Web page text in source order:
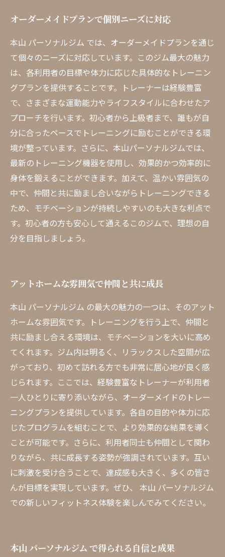
オーダーメイドプランで個別ニーズに対応
本山 パーソナルジム では、オーダーメイドプランを通じ
て個々のニーズに対応しています。このジム最大の魅力
は、各利用者の目標や体力に応じた具体的なトレーニン
グプランを提供することです。トレーナーは経験豊富
で、さまざまな運動能力やライフスタイルに合わせたア
プローチを行います。初心者から上級者まで、誰もが自
分に合ったペースでトレーニングに励むことができる環
境が整っています。さらに、本山パーソナルジムでは、
最新のトレーニング機器を使用し、効果的かつ効率的に
身体を鍛えることができます。加えて、温かい雰囲気の
中で、仲間と共に励まし合いながらトレーニングできる
ため、モチベーションが持続しやすいのも大きな利点で
す。初心者の方も安心して通えるこのジムで、理想の自
分を目指しましょう。
アットホームな雰囲気で仲間と共に成長
本山 パーソナルジム の最大の魅力の一つは、そのアット
ホームな雰囲気です。トレーニングを行う上で、仲間と
共に励まし合える環境は、モチベーションを大いに高め
てくれます。ジム内は明るく、リラックスした空間が広
がっており、初めて訪れる方でも非常に居心地が良く感
じられます。ここでは、経験豊富なトレーナーが利用者
一人ひとりに寄り添いながら、オーダーメイドのトレー
ニングプランを提供しています。各自の目的や体力に応
じたプログラムを組むことで、より効果的な結果を導く
ことが可能です。さらに、利用者同士も仲間として関わ
りながら、共に成長する姿勢が強調されています。互い
に刺激を受け合うことで、達成感も大きく、多くの皆さ
んが目標を実現しています。ぜひ、 本山 パーソナルジム
での新しいフィットネス体験を楽しんでみてください。
本山 パーソナルジム で得られる自信と成果